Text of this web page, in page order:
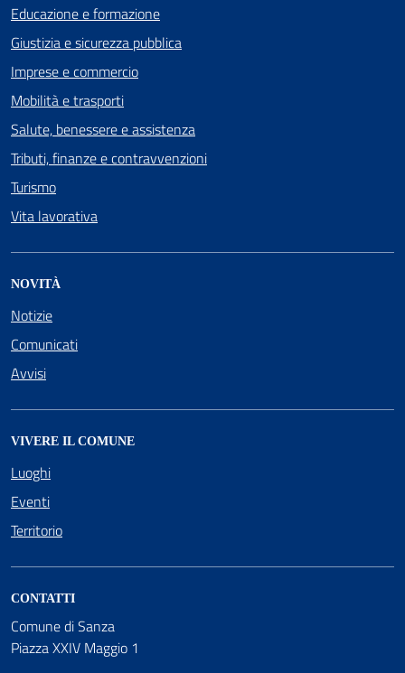
Educazione e formazione
Giustizia e sicurezza pubblica
Imprese e commercio
Mobilità e trasporti
Salute, benessere e assistenza
Tributi, finanze e contravvenzioni
Turismo
Vita lavorativa
NOVITÀ
Notizie
Comunicati
Avvisi
VIVERE IL COMUNE
Luoghi
Eventi
Territorio
CONTATTI
Comune di Sanza
Piazza XXIV Maggio 1